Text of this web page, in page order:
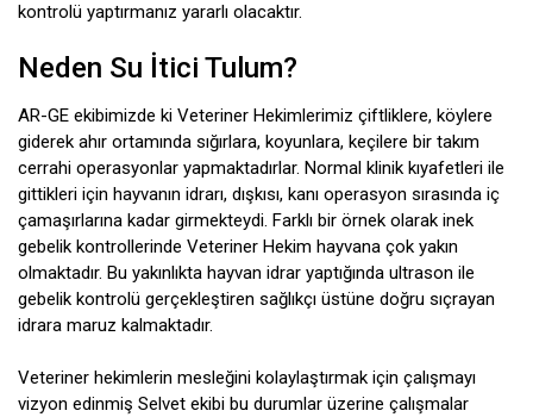
kontrolü yaptırmanız yararlı olacaktır.
Neden Su İtici Tulum?
AR-GE ekibimizde ki Veteriner Hekimlerimiz çiftliklere, köylere
giderek ahır ortamında sığırlara, koyunlara, keçilere bir takım
cerrahi operasyonlar yapmaktadırlar. Normal klinik kıyafetleri ile
gittikleri için hayvanın idrarı, dışkısı, kanı operasyon sırasında iç
çamaşırlarına kadar girmekteydi. Farklı bir örnek olarak inek
gebelik kontrollerinde Veteriner Hekim hayvana çok yakın
olmaktadır. Bu yakınlıkta hayvan idrar yaptığında ultrason ile
gebelik kontrolü gerçekleştiren sağlıkçı üstüne doğru sıçrayan
idrara maruz kalmaktadır.
Veteriner hekimlerin mesleğini kolaylaştırmak için çalışmayı
vizyon edinmiş Selvet ekibi bu durumlar üzerine çalışmalar